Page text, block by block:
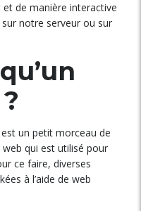
de manière interactive
notre serveur ou sur
un petit morceau de
web qui est utilisé pour
ce faire, diverses
à l’aide de web